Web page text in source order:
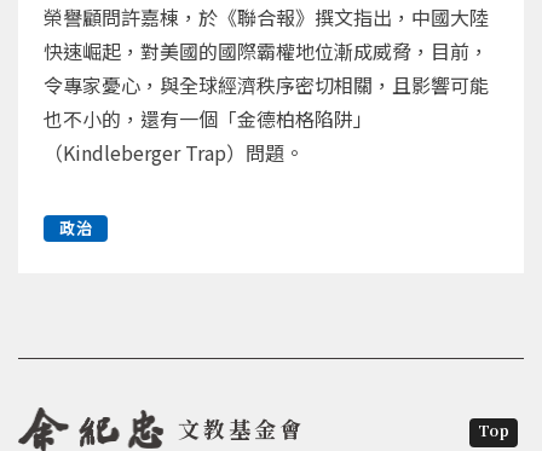
榮譽顧問許嘉棟，於《聯合報》撰文指出，中國大陸
快速崛起，對美國的國際霸權地位漸成威脅，目前，
令專家憂心，與全球經濟秩序密切相關，且影響可能
也不小的，還有一個「金德柏格陷阱」
（Kindleberger Trap）問題。
政治
文教基金會 Top